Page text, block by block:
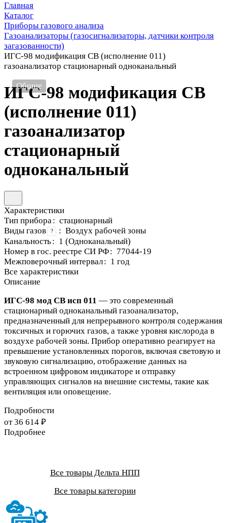
Главная
Каталог
Приборы газового анализа
Газоанализаторы (газосигнализаторы, датчики контроля
загазованности)
ИГС-98 модификация СВ (исполнение 011)
газоанализатор стационарный одноканальный
ИГС-98 модификация СВ
(исполнение 011)
газоанализатор
стационарный
одноканальный
Характеристики
Тип прибора : стационарный
Виды газов
? : Воздух рабочей зоны
Канальность: 1 (Одноканальный)
Номер в гос. реестре СИ РФ: 77044-19
Межповерочный интервал: 1 год
Все характеристики
Описание
ИГС-98 мод СВ исп 011 — это современный
стационарный одноканальный газоанализатор,
предназначенный для непрерывного контроля содержания
токсичных и горючих газов, а также уровня кислорода в
воздухе рабочей зоны. Прибор оперативно реагирует на
превышение установленных порогов, включая световую и
звуковую сигнализацию, отображение данных на
встроенном цифровом индикаторе и отправку
управляющих сигналов на внешние системы, такие как
вентиляция или оповещение.
Подробности
от 36 614 ₽
Подробнее
Все товары Дельта НПП
Все товары категории
Общие